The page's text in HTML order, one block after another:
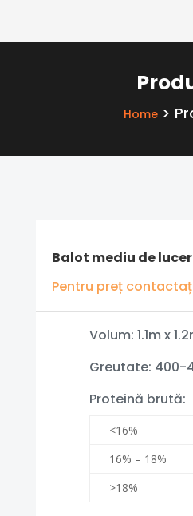
Home >
Balot mediu de
Pentru preț
Volum: 1.1m x
Greutate: 400-
Proteină brută:
<16%
16% – 18%
>18%